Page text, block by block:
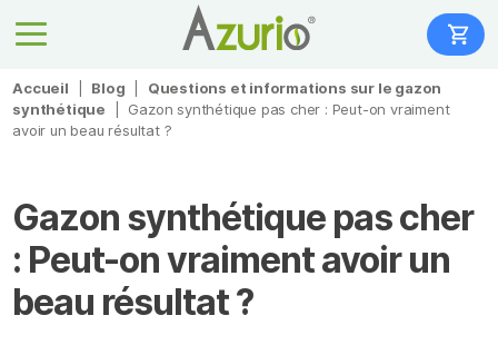
Accueil Blog
Questions et informations sur le gazon
synthétique
Gazon synthétique pas cher : Peut-on vraiment
avoir un beau résultat ?
Gazon synthétique pas cher
: Peut-on vraiment avoir un
beau résultat ?